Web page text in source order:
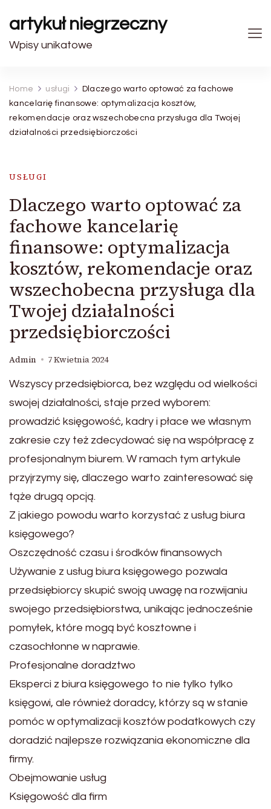
artykuł niegrzeczny
Wpisy unikatowe
Home usługi
Dlaczego warto optować za fachowe
kancelarię finansowe: optymalizacja kosztów,
rekomendacje oraz wszechobecna przysługa dla Twojej
działalności przedsiębiorczości
USŁUGI
Dlaczego warto optować za
fachowe kancelarię
finansowe: optymalizacja
kosztów, rekomendacje oraz
wszechobecna przysługa dla
Twojej działalności
przedsiębiorczości
Admin 7 Kwietnia 2024
Wszyscy przedsiębiorca, bez względu od wielkości
swojej działalności, staje przed wyborem:
prowadzić księgowość, kadry i płace we własnym
zakresie czy też zdecydować się na współpracę z
profesjonalnym biurem. W ramach tym artykule
przyjrzymy się, dlaczego warto zainteresować się
tąże drugą opcją.
Z jakiego powodu warto korzystać z usług biura
księgowego?
Oszczędność czasu i środków finansowych
Używanie z usług biura księgowego pozwala
przedsiębiorcy skupić swoją uwagę na rozwijaniu
swojego przedsiębiorstwa, unikając jednocześnie
pomyłek, które mogą być kosztowne i
czasochłonne w naprawie.
Profesjonalne doradztwo
Eksperci z biura księgowego to nie tylko tylko
księgowi, ale również doradcy, którzy są w stanie
pomóc w optymalizacji kosztów podatkowych czy
doradzić najlepsze rozwiązania ekonomiczne dla
firmy.
Obejmowanie usług
Księgowość dla firm